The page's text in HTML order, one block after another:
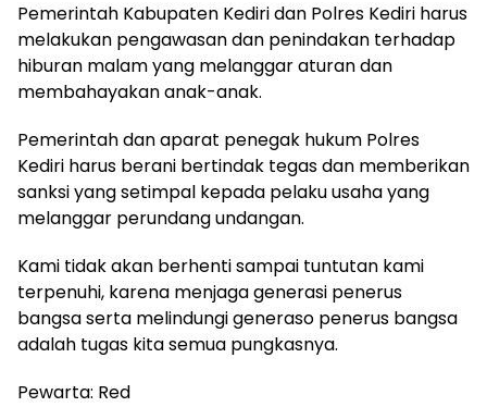
Pemerintah Kabupaten Kediri dan Polres Kediri harus
melakukan pengawasan dan penindakan terhadap
hiburan malam yang melanggar aturan dan
membahayakan anak-anak.
Pemerintah dan aparat penegak hukum Polres
Kediri harus berani bertindak tegas dan memberikan
sanksi yang setimpal kepada pelaku usaha yang
melanggar perundang undangan.
Kami tidak akan berhenti sampai tuntutan kami
terpenuhi, karena menjaga generasi penerus
bangsa serta melindungi generaso penerus bangsa
adalah tugas kita semua pungkasnya.
Pewarta: Red